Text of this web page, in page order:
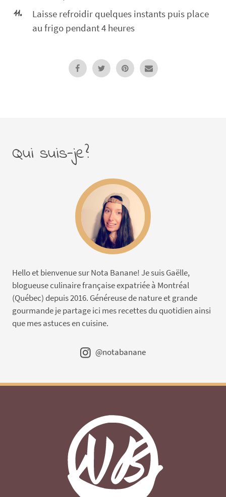
Laisse refroidir quelques instants puis place
au frigo pendant 4 heures
Qui suis-je?
Hello et bienvenue sur Nota Banane! Je suis Gaëlle,
blogueuse culinaire française expatriée à Montréal
(Québec) depuis 2016. Généreuse de nature et grande
gourmande je partage ici mes recettes du quotidien ainsi
que mes astuces en cuisine.
@notabanane